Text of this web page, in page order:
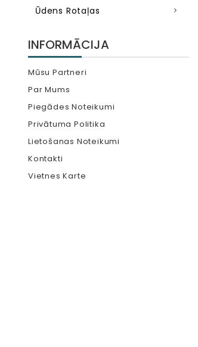
Ūdens Rotaļas
INFORMĀCIJA
Mūsu Partneri
Par Mums
Piegādes Noteikumi
Privātuma Politika
Lietošanas Noteikumi
Kontakti
Vietnes Karte